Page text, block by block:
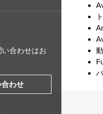
合わせはお
わせ